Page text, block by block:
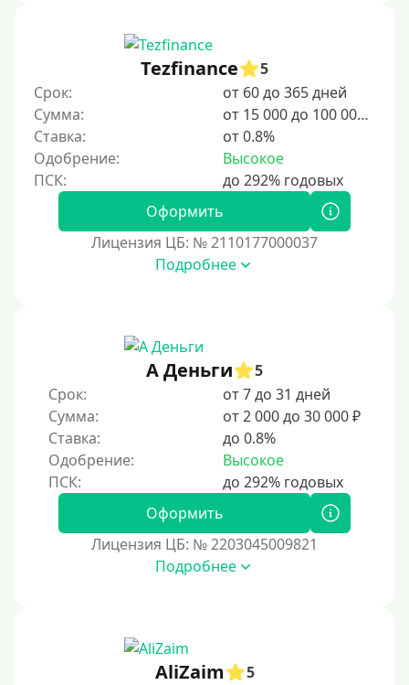
2 недели
15 дней
20 дней
21 день
На месяц
30 дней без процентов
4 месяца
5 месяцев
На полгода
180 дней
Tezfinance
5
Срок:
от 60 до 365 дней
Сумма:
от 15 000 до 100 000 ₽
Ставка:
от 0.8%
Одобрение:
Высокое
Оформить
Лицензия ЦБ: № 2110177000037
Подробнее
А Деньги
5
Срок:
от 7 до 31 дней
Сумма:
от 2 000 до 30 000 ₽
Ставка:
до 0.8%
Одобрение:
Высокое
Оформить
Лицензия ЦБ: № 2203045009821
Подробнее
AliZaim
5